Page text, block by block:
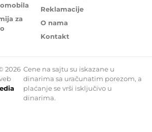
za
Reklamacije
O nama
Kontakt
2026 Cene na sajtu su iskazane u
dinarima sa uračunatim porezom, a
plaćanje se vrši isključivo u
dinarima.